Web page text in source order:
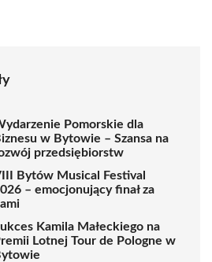
Pomorskie dla
w Bytowie – Szansa na
przedsiębiorstw
Bytów Musical Festival
– emocjonujący finał za
Kamila Małeckiego na
Lotnej Tour de Pologne w